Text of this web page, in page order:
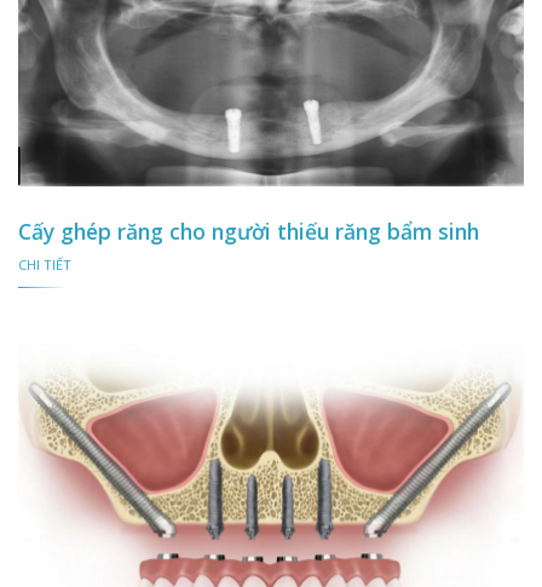
Cấy ghép răng cho người thiếu răng bẩm sinh
CHI TIẾT